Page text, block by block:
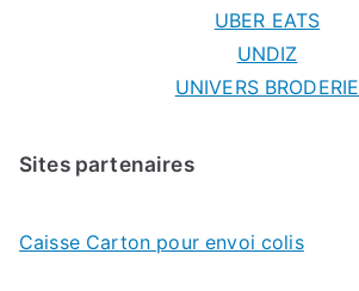
UBER EATS
UNDIZ
UNIVERS BRODERIE
Sites partenaires
Caisse Carton pour envoi colis